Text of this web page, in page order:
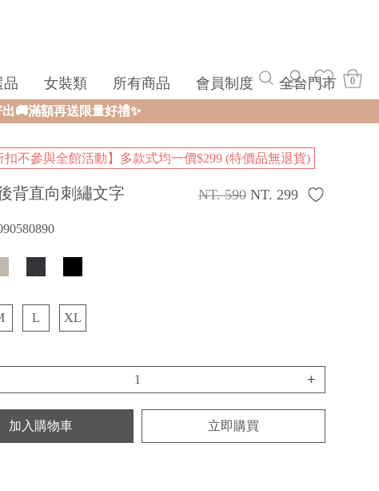
品 女裝類 所有商品 會員制度 全台門市 0
扣不參與全館活動】多款式均一價$299 (特價品無退貨)
背直向刺繡文字
NT. 590 NT. 299
L XL
+
加入購物車 立即購買